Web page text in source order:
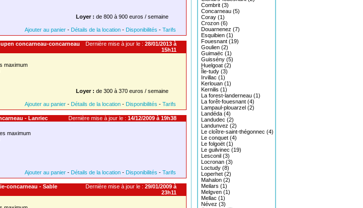
Loyer : de 800 à 900 euros / semaine
Ajouter au panier - Détails de la location - Disponibilités - Tarifs
concarneau-concarneau
Dernière mise à jour le : 28/01/2013 à
15h11
maximum
Loyer : de 300 à 370 euros / semaine
Ajouter au panier - Détails de la location - Disponibilités - Tarifs
- Lanriec Dernière mise à jour le : 14/12/2009 à 19h38
maximum
Ajouter au panier - Détails de la location - Disponibilités - Tarifs
concarneau - Sable
Dernière mise à jour le : 29/01/2009 à
23h11
Combrit (3)
Concarneau (5)
Coray (1)
Crozon (6)
Douarnenez (7)
Esquibien (1)
Fouesnant (19)
Goulien (2)
Guimaëc (1)
Guissény (5)
Huelgoat (2)
Île-tudy (3)
Irvillac (1)
Kerlouan (1)
Kernilis (1)
La forest-landerneau (1)
La forêt-fouesnant (4)
Lampaul-plouarzel (2)
Landéda (4)
Landudec (2)
Landunvez (2)
Le cloître-saint-thégonnec (4)
Le conquet (4)
Le folgoët (1)
Le guilvinec (19)
Lesconil (3)
Locronan (3)
Loctudy (8)
Loperhet (2)
Mahalon (2)
Meilars (1)
Melgven (1)
Mellac (1)
Névez (3)